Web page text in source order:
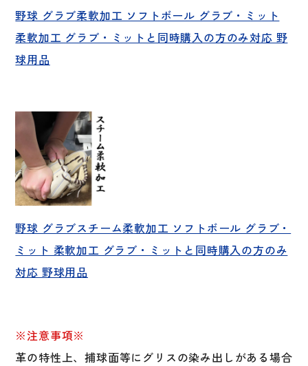
野球 グラブ柔軟加工 ソフトボール グラブ・ミット
柔軟加工 グラブ・ミットと同時購入の方のみ対応 野
球用品
野球 グラブスチーム柔軟加工 ソフトボール グラブ・
ミット 柔軟加工 グラブ・ミットと同時購入の方のみ
対応 野球用品
※注意事項※
革の特性上、捕球面等にグリスの染み出しがある場合